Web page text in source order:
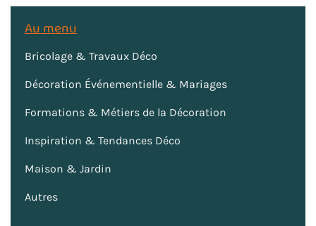
Au menu
Bricolage & Travaux Déco
Décoration Événementielle & Mariages
Formations & Métiers de la Décoration
Inspiration & Tendances Déco
Maison & Jardin
Autres